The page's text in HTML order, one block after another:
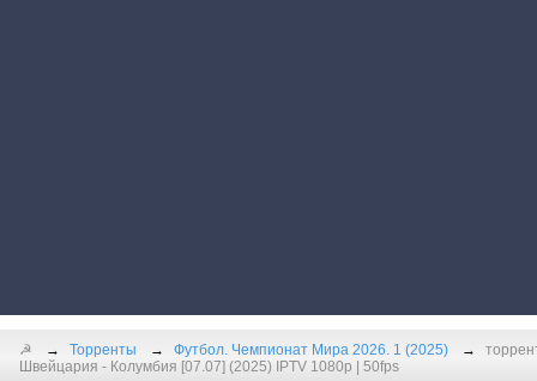
☭ Торренты Футбол. Чемпионат Мира 2026. 1 (2025)
Швейцария - Колумбия [07.07] (2025) IPTV 1080p | 50fps